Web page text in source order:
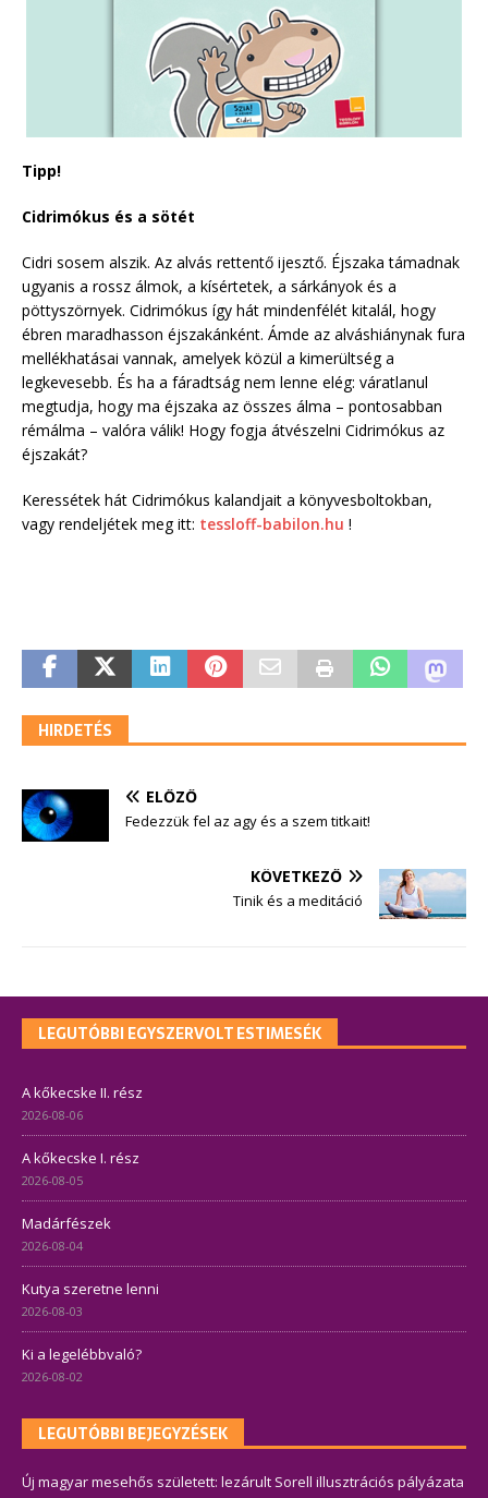
Tipp!
Cidrimókus és a sötét
Cidri sosem alszik. Az alvás rettentő ijesztő. Éjszaka támadnak
ugyanis a rossz álmok, a kísértetek, a sárkányok és a
pöttyszörnyek. Cidrimókus így hát mindenfélét kitalál, hogy
ébren maradhasson éjszakánként. Ámde az alváshiánynak fura
mellékhatásai vannak, amelyek közül a kimerültség a
legkevesebb. És ha a fáradtság nem lenne elég: váratlanul
megtudja, hogy ma éjszaka az összes álma – pontosabban
rémálma – valóra válik! Hogy fogja átvészelni Cidrimókus az
éjszakát?
Keressétek hát Cidrimókus kalandjait a könyvesboltokban,
vagy rendeljétek meg itt: tessloff-babilon.hu !
HIRDETÉS
ELŐZŐ
Fedezzük fel az agy és a szem titkait!
KÖVETKEZŐ
Tinik és a meditáció
LEGUTÓBBI EGYSZERVOLT ESTIMESÉK
A kőkecske II. rész
2026-08-06
A kőkecske I. rész
2026-08-05
Madárfészek
2026-08-04
Kutya szeretne lenni
2026-08-03
Ki a legelébbvaló?
2026-08-02
LEGUTÓBBI BEJEGYZÉSEK
Új magyar mesehős született: lezárult Sorell illusztrációs pályázata